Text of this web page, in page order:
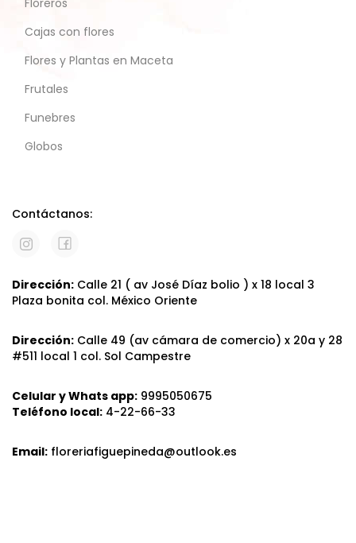
Floreros
Cajas con flores
Flores y Plantas en Maceta
Frutales
Funebres
Globos
Contáctanos:
Dirección: Calle 21 ( av José Díaz bolio ) x 18 local 3
Plaza bonita col. México Oriente
Dirección: Calle 49 (av cámara de comercio) x 20a y 28
#511 local 1 col. Sol Campestre
Celular y Whats app: 9995050675
Teléfono local: 4-22-66-33
Email: floreriafiguepineda@outlook.es